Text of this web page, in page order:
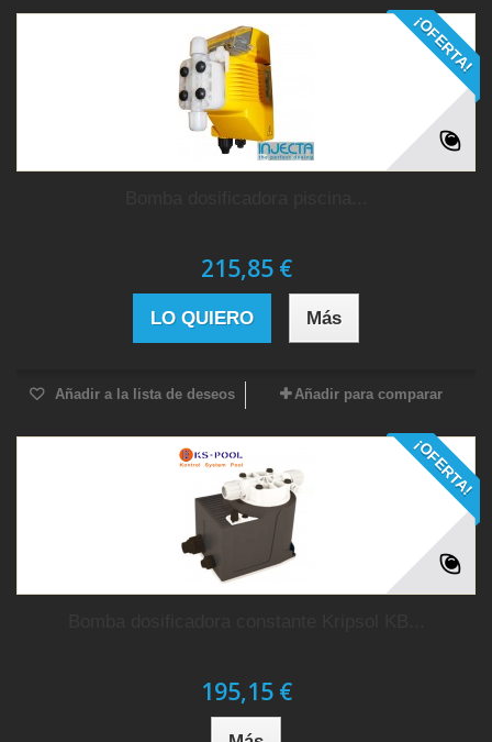
¡OFERTA!
215,85 €
LO QUIERO Más
Añadir a la lista de deseos Añadir para comparar
¡OFERTA!
195,15 €